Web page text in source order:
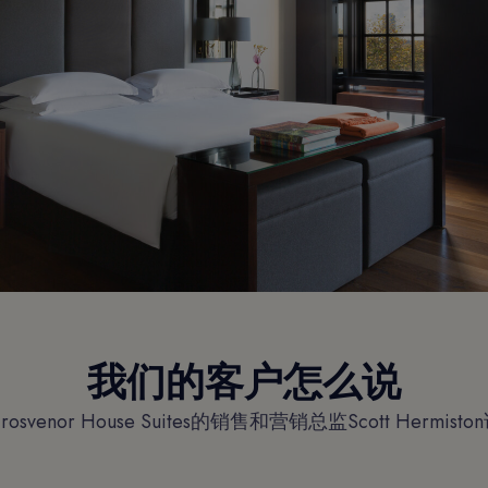
我们的客户怎么说
House Suites的销售和营销总监Scott